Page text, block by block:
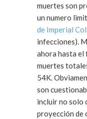
muertes son
un numero
de Imperial
infecciones).
ahora hasta el
muertes
54K.
son
incluir no solo
proyección de